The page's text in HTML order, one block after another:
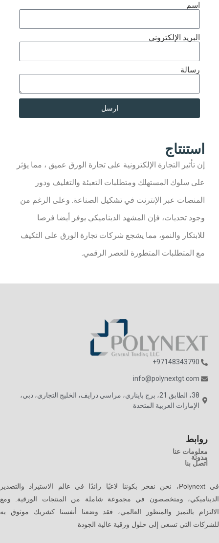
اسم
البريد الإلكتروني
رسالة
ارسل
استنتاج​
إن تأثير التجارة الإلكترونية على تجارة الورق عميق ، مما يؤثر
على سلوك المستهلك ومتطلبات التعبئة والتغليف ودور
المنصات عبر الإنترنت في تشكيل الصناعة. وعلى الرغم من
وجود تحديات، فإن المشهد الديناميكي يوفر أيضا فرصا
للابتكار والنمو، مما يشجع شركات تجارة الورق على التكيف
مع المتطلبات المتطورة للعصر الرقمي.
97148343790+
info@polynextgt.com
38، الطابق 21، برج بايناري، مراسي درايف، الخليج التجاري، دبي،
الإمارات العربية المتحدة
روابط
معلومات عنا
مدونة
اتصل بنا
في Polynext، نحن نفخر بكوننا لاعبًا رائدًا في عالم الاستيراد والتصدير
الديناميكي، ومتخصصون في مجموعة شاملة من المنتجات الورقية. ومع
الالتزام بالتميز والمنظور العالمي، فقد وضعنا أنفسنا كشريك موثوق به
للشركات التي تسعى إلى حلول ورقية عالية الجودة